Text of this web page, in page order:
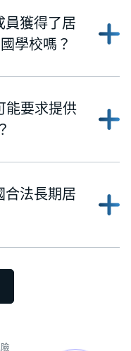
員獲得了居
學校嗎？
能要求提供
合法長期居